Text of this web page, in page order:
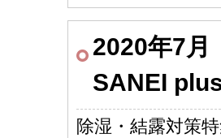
2020年7月
SANEI
除湿・結露対策